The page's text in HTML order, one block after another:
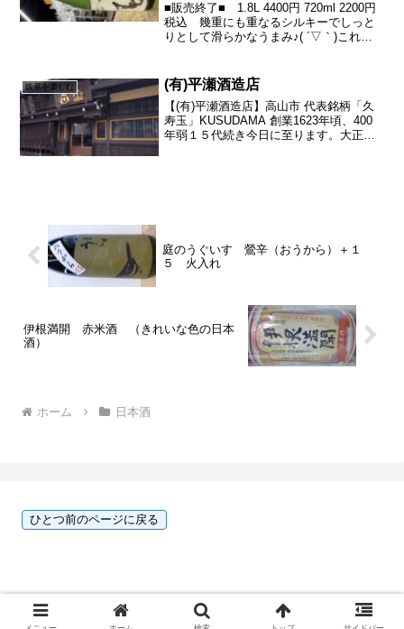
■販売終了■ 1.8L 4400円 720ml 2200円
税込 幾重にも重なるシルキーでしっと
りとして滑らかなうまみ♪( ´▽｀)これが
上で、この春シ...
岐阜を楽しむ (有)平瀬酒造店
【(有)平瀬酒造店】高山市 代表銘柄「久
寿玉」KUSUDAMA 創業1623年頃、400
年弱１５代続き今日に至ります。大正４
庭のうぐいす 鶯辛（おうから）＋１
５ 火入れ
伊根満開 赤米酒 （きれいな色の日本
酒）
ホーム 日本酒
Copyright © 2023 酒のひろせ 広瀬史樹 All Rights Reserved.